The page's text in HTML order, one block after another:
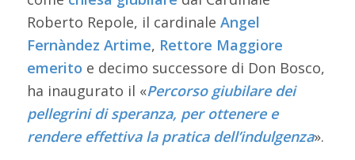
Roberto Repole, il cardinale Angel
Fernàndez Artime, Rettore Maggiore
emerito e decimo successore di Don Bosco,
ha inaugurato il «Percorso giubilare dei
pellegrini di speranza, per ottenere e
rendere effettiva la pratica dell’indulgenza».